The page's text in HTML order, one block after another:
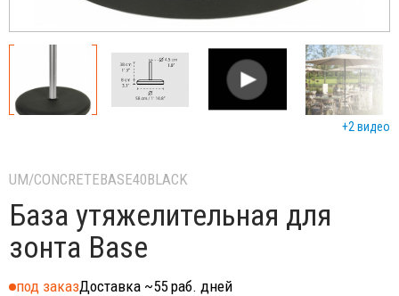
+2 видео
UM/CONCRETEBASE40BLACK
База утяжелительная для
зонта Base
под заказДоставка ~55 раб. дней